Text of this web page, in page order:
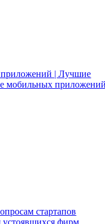
приложений | Лучшие
мобильных
стартапов
устоявшихся фирм